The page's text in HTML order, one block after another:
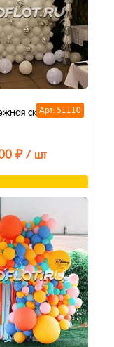
Арт: 51110
сказка 2х2м
₽/ шт